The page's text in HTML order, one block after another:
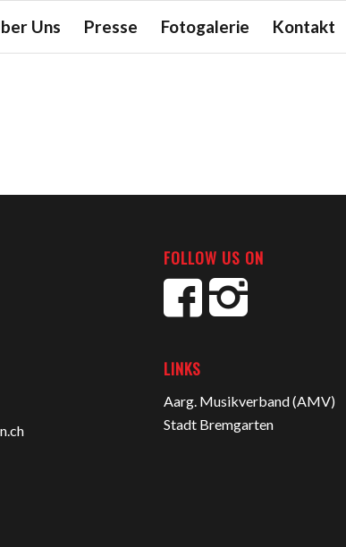
Uns Presse Fotogalerie Kontakt
FOLLOW US ON
LINKS
Aarg. Musikverband (AMV)
Stadt Bremgarten